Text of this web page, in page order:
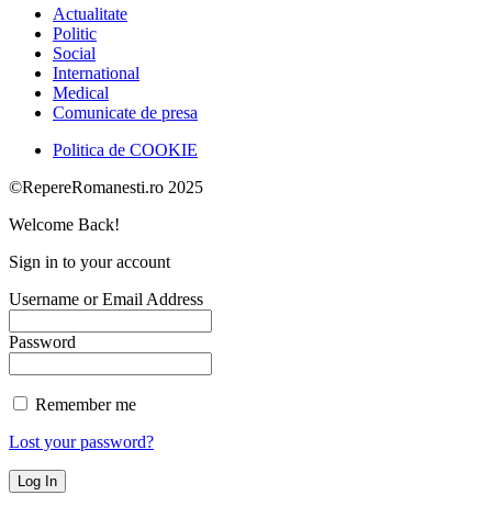
Actualitate
Politic
Social
International
Medical
Comunicate de presa
Politica de COOKIE
©RepereRomanesti.ro 2025
Welcome Back!
Sign in to your account
Username or Email Address
Password
Remember me
Lost your password?